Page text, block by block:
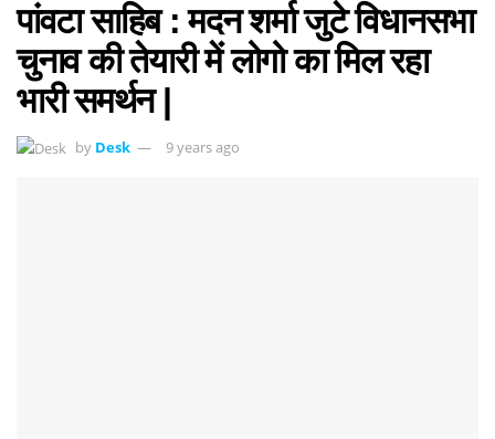
पांवटा साहिब : मदन शर्मा जुटे विधानसभा
चुनाव की तेयारी में लोगो का मिल रहा
भारी समर्थन |
by Desk 9 years ago